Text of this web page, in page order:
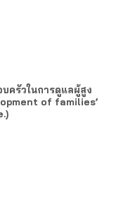
ครัวในการดูแลผู้สูง
of families’